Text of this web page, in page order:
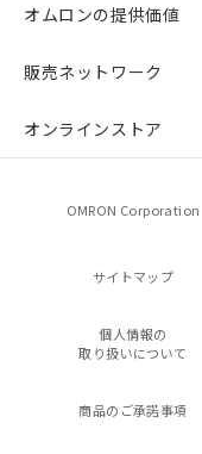
オムロンの提供価値
販売ネットワーク
オンラインストア
OMRON Corporation
サイトマップ
個人情報の
取り扱いについて
商品のご承諾事項